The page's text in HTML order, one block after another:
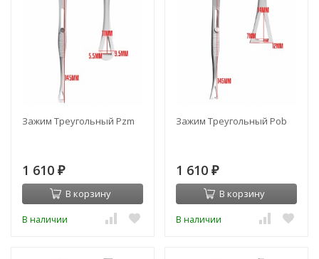
Зажим Треугольный Pzm
1 610 ₽
В корзину
В наличии
Зажим Треугольный Pob
1 610 ₽
В корзину
В наличии